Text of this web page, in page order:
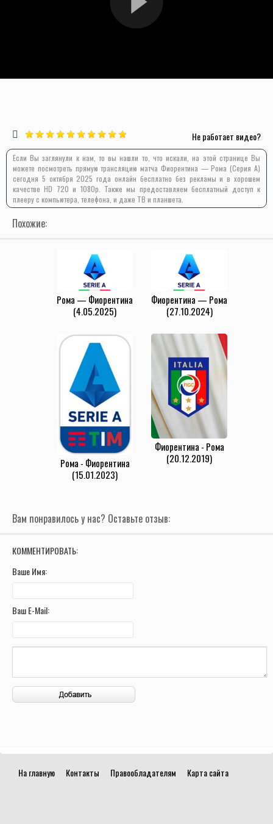
Не работает видео?
Если Вы заглянули к нам, то вы нашли то, что искали, на этой странице Вы
можете посмотреть прямую трансляцию матча Фиорентина — Рома (Серия А)
сегодня 5 октября 2025 года онлайн бесплатно без рекламы и в хорошем
качестве HD 720 и 1080p. Также мы предоставляем бесплатный доступ к
плееру с компьютера, телефона, и даже ТВ и планшета.
Похожие:
Рома — Фиорентина
(4.05.2025)
Фиорентина — Рома
(27.10.2024)
Рома - Фиорентина
(15.01.2023)
Фиорентина - Рома
(20.12.2019)
Вам понравилось у нас? Оставьте отзыв:
КОММЕНТИРОВАТЬ:
Ваше Имя:
Ваш E-Mail:
На главную Контакты Правообладателям Карта сайта